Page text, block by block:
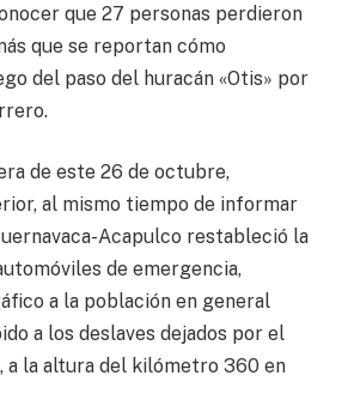
que 27 personas perdieron
que se reportan cómo
del paso del huracán «Otis» por
de este 26 de octubre,
al mismo tiempo de informar
Acapulco restableció la
de emergencia,
a la población en general
a los deslaves dejados por el
a la altura del kilómetro 360 en